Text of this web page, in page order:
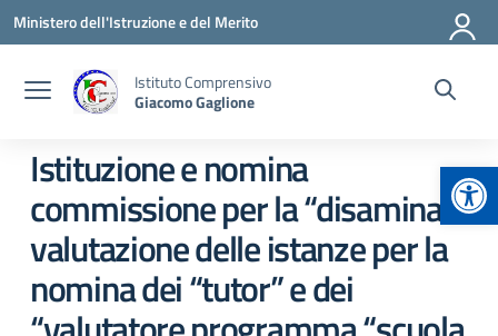
Vai ai contenuti
Vai al menu di navigazione
Vai al footer
Ministero dell'Istruzione e del Merito
Istituto Comprensivo
Giacomo Gaglione
Istituzione e nomina
commissione per la “disamina e
valutazione delle istanze per la
nomina dei “tutor” e dei